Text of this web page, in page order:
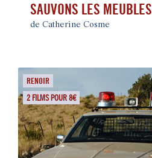
SAUVONS LES MEUBLES
de Catherine Cosme
RENOIR
2 FILMS POUR 8€